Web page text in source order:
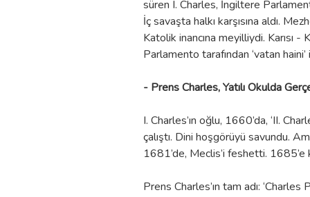
süren I. Charles, İngiltere
İç savaşta halkı karşısına aldı.
Katolik inancına meyilliydi. Karısı
Parlamento tarafından ‘vatan
- Prens Charles, Yatılı Okulda
I. Charles’ın oğlu, 1660’da, ‘II.
çalıştı. Dini hoşgörüyü savundu.
1681’de, Meclis’i feshetti.
Prens Charles’ın tam adı: